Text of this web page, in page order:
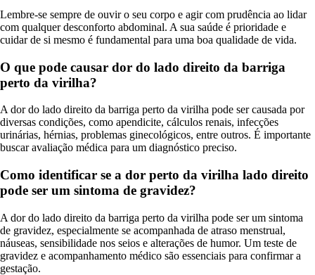
Lembre-se sempre de ouvir o seu corpo e agir com prudência ao lidar
com qualquer desconforto abdominal. A sua saúde é prioridade e
cuidar de si mesmo é fundamental para uma boa qualidade de vida.
O que pode causar dor do lado direito da barriga
perto da virilha?
A dor do lado direito da barriga perto da virilha pode ser causada por
diversas condições, como apendicite, cálculos renais, infecções
urinárias, hérnias, problemas ginecológicos, entre outros. É importante
buscar avaliação médica para um diagnóstico preciso.
Como identificar se a dor perto da virilha lado direito
pode ser um sintoma de gravidez?
A dor do lado direito da barriga perto da virilha pode ser um sintoma
de gravidez, especialmente se acompanhada de atraso menstrual,
náuseas, sensibilidade nos seios e alterações de humor. Um teste de
gravidez e acompanhamento médico são essenciais para confirmar a
gestação.